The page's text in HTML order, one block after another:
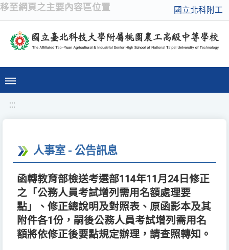
移至網頁之主要內容區位置 國立北科附工
:::
人事室 - 公告訊息
函轉教育部檢送考選部114年11月24日修正
之「公務人員考試增列需用名額處理要
點」、修正總說明及對照表、原函影本及其
附件各1份，嗣後公務人員考試增列需用名
額將依修正後要點規定辦理，請查照轉知。